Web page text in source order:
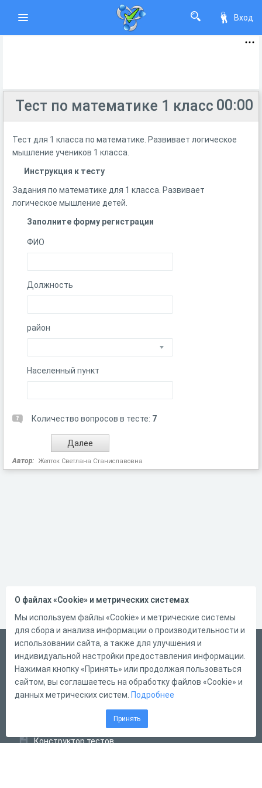
Вход
00:00
Тест по математике 1 класс
Тест для 1 класса по математике. Развивает логическое
мышление учеников 1 класса.
Инструкция к тесту
Задания по математике для 1 класса. Развивает
логическое мышление детей.
Заполните форму регистрации
ФИО
Должность
район
Населенный пункт
Количество вопросов в тесте: 7
Автор: Желток Светлана Станиславовна
Русский
Справка
Форма обратной связи
Конструктор тестов
О файлах «Cookie» и метрических системах
Мы используем файлы «Cookie» и метрические системы
для сбора и анализа информации о производительности и
использовании сайта, а также для улучшения и
индивидуальной настройки предоставления информации.
Нажимая кнопку «Принять» или продолжая пользоваться
сайтом, вы соглашаетесь на обработку файлов «Cookie» и
данных метрических систем. Подробнее
Принять